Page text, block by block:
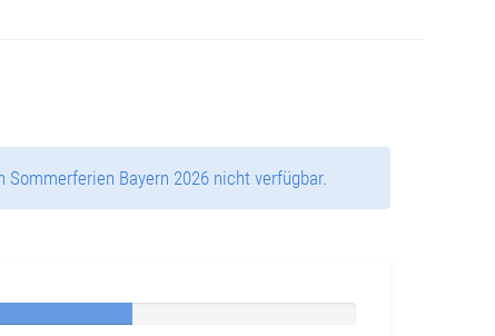
Bayern 2026 nicht verfügbar.